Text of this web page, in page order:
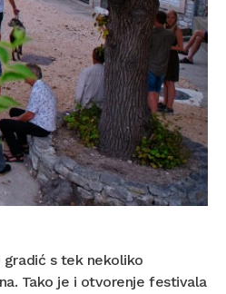
gradić s tek nekoliko
Tako je i otvorenje festivala